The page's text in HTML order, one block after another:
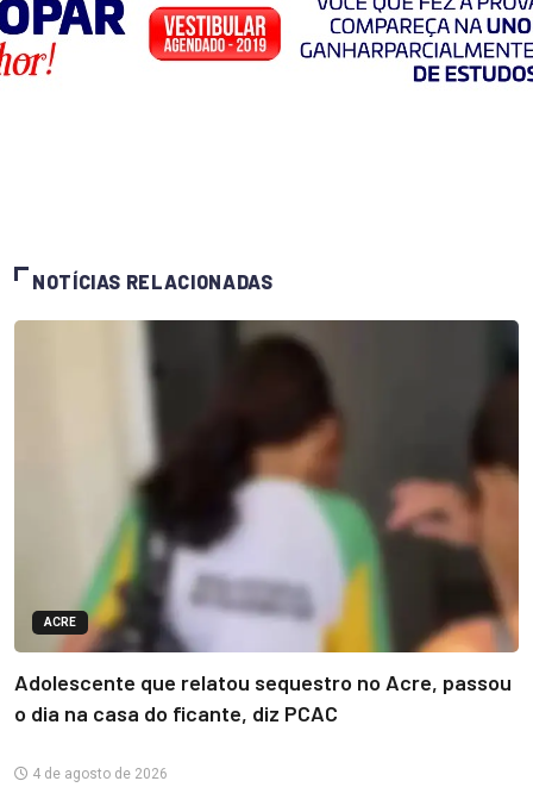
NOTÍCIAS RELACIONADAS
ACRE
Adolescente que relatou sequestro no Acre, passou
o dia na casa do ficante, diz PCAC
4 de agosto de 2026